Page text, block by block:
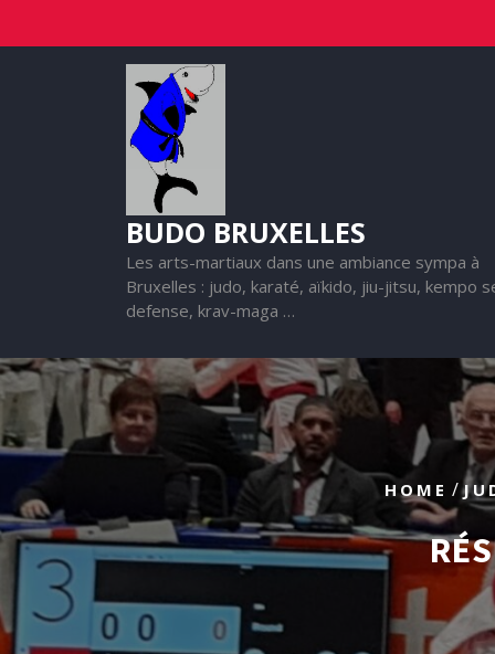
BUDO BRUXELLES
Les arts-martiaux dans une ambiance sympa à
Bruxelles : judo, karaté, aïkido, jiu-jitsu, kempo
defense, krav-maga …
HOME /